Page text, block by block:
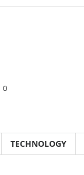
0
TECHNOLOGY